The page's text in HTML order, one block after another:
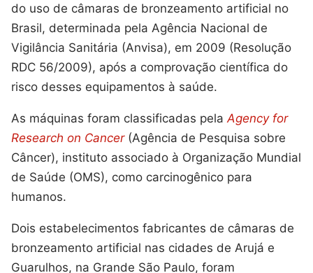
do uso de câmaras de bronzeamento artificial no
Brasil, determinada pela Agência Nacional de
Vigilância Sanitária (Anvisa), em 2009 (Resolução
RDC 56/2009), após a comprovação científica do
risco desses equipamentos à saúde.
As máquinas foram classificadas pela Agency for
Research on Cancer(Agência de Pesquisa sobre
Câncer), instituto associado à Organização Mundial
de Saúde (OMS), como carcinogênico para
humanos.
Dois estabelecimentos fabricantes de câmaras de
bronzeamento artificial nas cidades de Arujá e
Guarulhos, na Grande São Paulo, foram